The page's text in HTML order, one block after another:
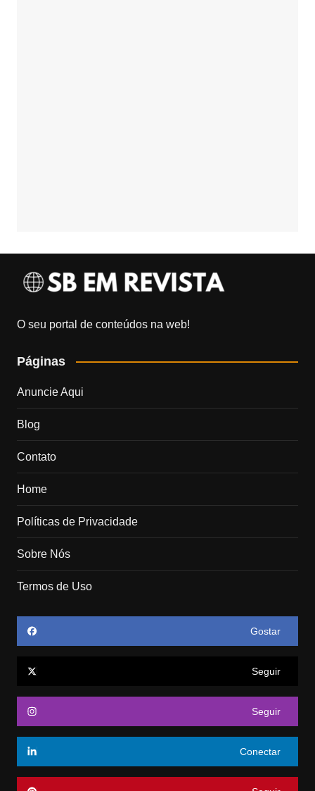
O seu portal de conteúdos na web!
Páginas
Anuncie Aqui
Blog
Contato
Home
Políticas de Privacidade
Sobre Nós
Termos de Uso
Gostar
Seguir
Seguir
Conectar